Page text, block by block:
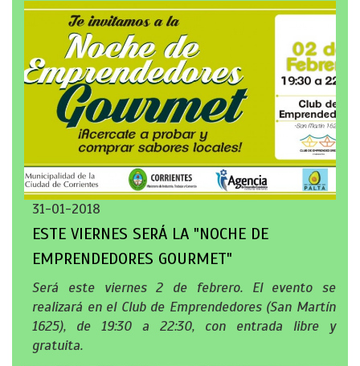
31-01-2018
ESTE VIERNES SERÁ LA "NOCHE DE
EMPRENDEDORES GOURMET"
Será este viernes 2 de febrero. El evento se
realizará en el Club de Emprendedores (San Martín
1625), de 19:30 a 22:30, con entrada libre y
gratuita.